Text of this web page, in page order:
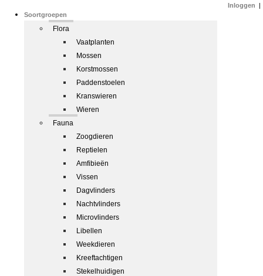
Soortgroepen
Flora
Vaatplanten
Mossen
Korstmossen
Paddenstoelen
Kranswieren
Wieren
Fauna
Zoogdieren
Reptielen
Amfibieën
Vissen
Dagvlinders
Nachtvlinders
Microvlinders
Libellen
Weekdieren
Kreeftachtigen
Stekelhuidigen
Inloggen |